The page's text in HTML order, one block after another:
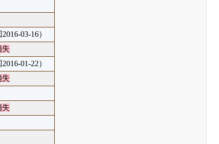
03-16）
失
01-22）
失
失